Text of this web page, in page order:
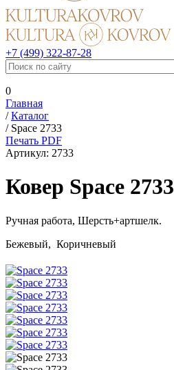
+7 (499) 322-87-28
0
Главная
/Каталог
/ Space 2733
Печать PDF
Артикул: 2733
Ковер Space 2733
Ручная работа, Шерсть+артшелк.
Бежевый, Коричневый